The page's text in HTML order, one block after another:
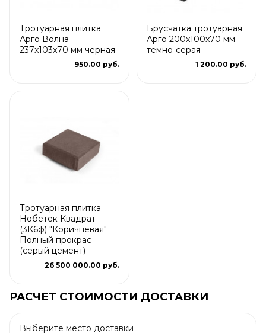
Тротуарная плитка
Арго Волна
237x103x70 мм черная
950.00 руб.
Брусчатка тротуарная
Арго 200x100x70 мм
темно-серая
1 200.00 руб.
Тротуарная плитка
Нобетек Квадрат
(3К6ф) "Коричневая"
Полный прокрас
(серый цемент)
26 500 000.00 руб.
РАСЧЕТ СТОИМОСТИ ДОСТАВКИ
Выберите место доставки